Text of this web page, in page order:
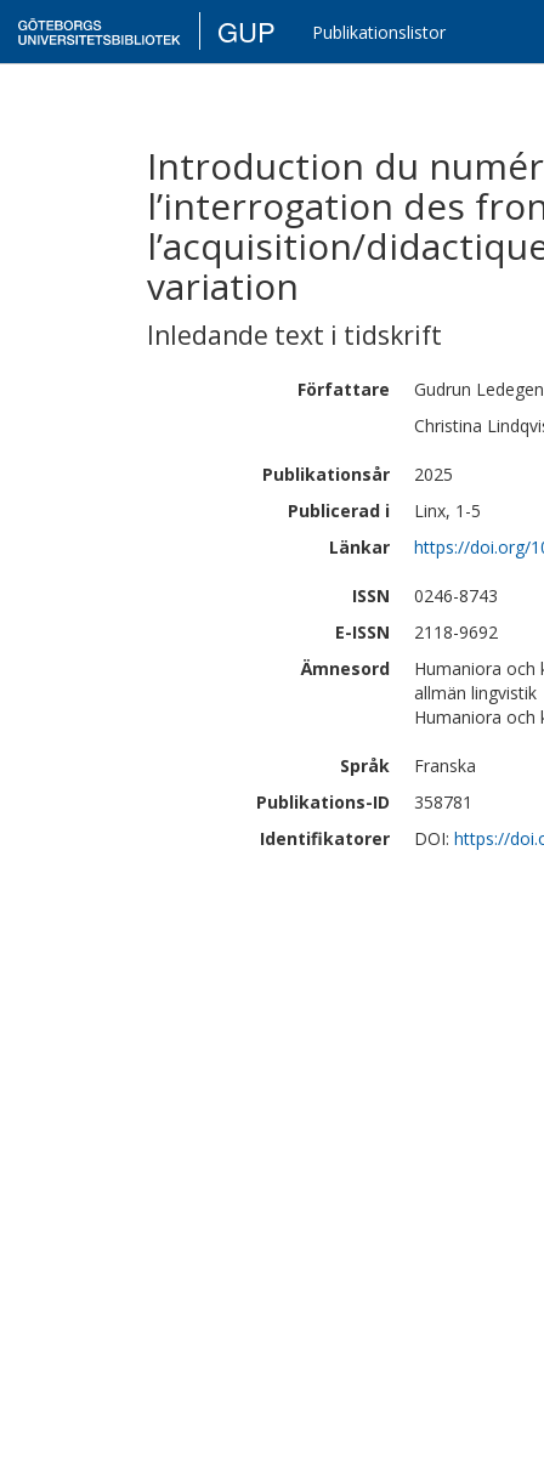
GUP Publikationslistor
Introduction du
l’interrogation des
l’acquisition/
variation
Inledande text i tidskrift
Författare Gudrun Ledegen
Christina
Publikationsår
2025
Publicerad i
Linx, 1-5
Länkar
https://doi.org/
ISSN
0246-8743
E-ISSN
2118-9692
Ämnesord
Humaniora och
allmän lingvistik
Humaniora och
Språk
Franska
Publikations-ID
358781
Identifikatorer
DOI: https://